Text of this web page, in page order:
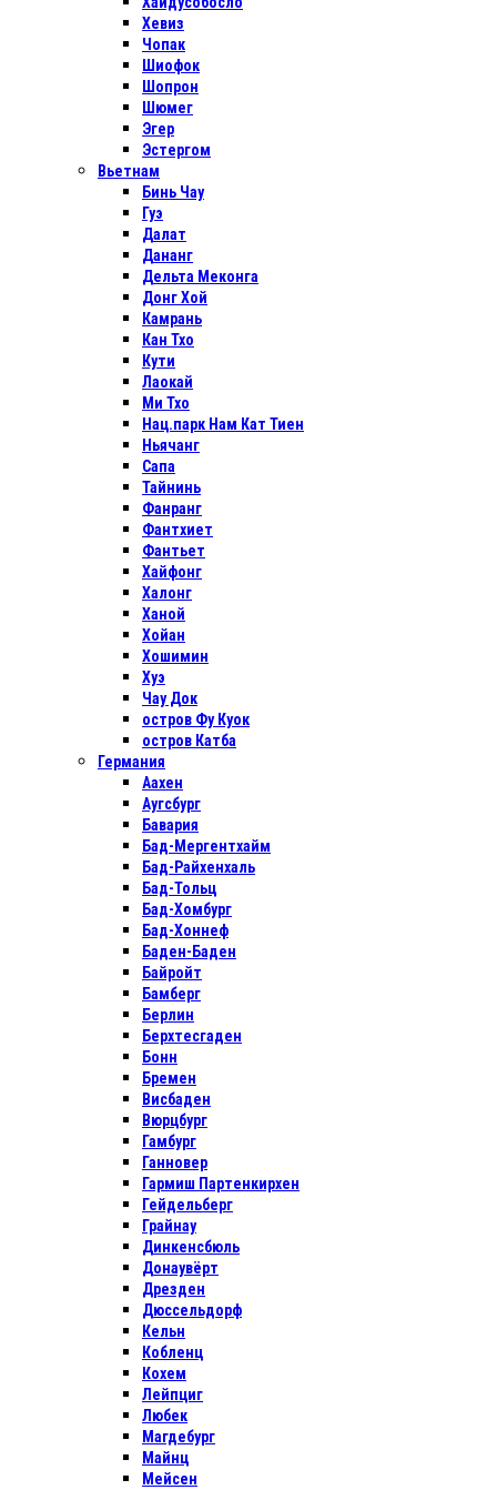
Хевиз
Чопак
Шиофок
Шопрон
Шюмег
Эгер
Эстергом
Вьетнам
Бинь Чау
Гуэ
Далат
Дананг
Дельта Меконга
Донг Хой
Камрань
Кан Тхо
Кути
Лаокай
Ми Тхо
Нац.парк Нам Кат Тиен
Ньячанг
Сапа
Тайнинь
Фанранг
Фантхиет
Фантьет
Хайфонг
Халонг
Ханой
Хойан
Хошимин
Хуэ
Чау Док
остров Фу Куок
остров Катба
Германия
Аахен
Аугсбург
Бавария
Бад-Мергентхайм
Бад-Райхенхаль
Бад-Тольц
Бад-Хомбург
Бад-Хоннеф
Баден-Баден
Байройт
Бамберг
Берлин
Берхтесгаден
Бонн
Бремен
Висбаден
Вюрцбург
Гамбург
Ганновер
Гармиш Партенкирхен
Гейдельберг
Грайнау
Динкенсбюль
Донаувёрт
Дрезден
Дюссельдорф
Кельн
Кобленц
Кохем
Лейпциг
Любек
Магдебург
Майнц
Мейсен